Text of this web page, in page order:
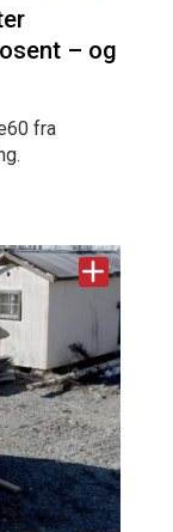
– og
fra